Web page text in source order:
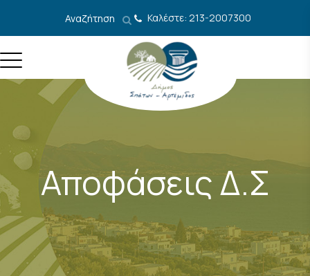
Αναζήτηση Καλέστε: 213-2007300
Αποφάσεις Δ.Σ